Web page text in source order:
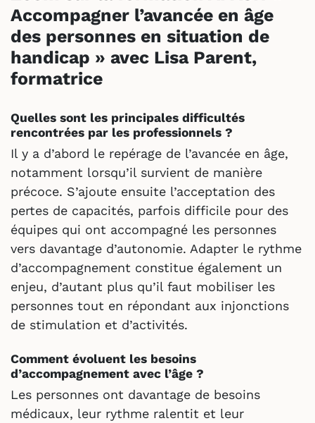
Accompagner l’avancée en âge
des personnes en situation de
handicap » avec Lisa Parent,
formatrice
Quelles sont les principales difficultés
rencontrées par les professionnels ?
Il y a d’abord le repérage de l’avancée en âge,
notamment lorsqu’il survient de manière
précoce. S’ajoute ensuite l’acceptation des
pertes de capacités, parfois difficile pour des
équipes qui ont accompagné les personnes
vers davantage d’autonomie. Adapter le rythme
d’accompagnement constitue également un
enjeu, d’autant plus qu’il faut mobiliser les
personnes tout en répondant aux injonctions
de stimulation et d’activités.
Comment évoluent les besoins
d’accompagnement avec l’âge ?
Les personnes ont davantage de besoins
médicaux, leur rythme ralentit et leur